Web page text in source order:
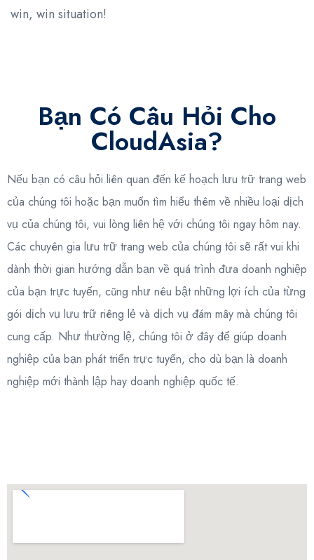
win, win situation!
Bạn Có Câu Hỏi Cho
CloudAsia?
Nếu bạn có câu hỏi liên quan đến kế hoạch lưu trữ trang web
của chúng tôi hoặc bạn muốn tìm hiểu thêm về nhiều loại dịch
vụ của chúng tôi, vui lòng liên hệ với chúng tôi ngay hôm nay.
Các chuyên gia lưu trữ trang web của chúng tôi sẽ rất vui khi
dành thời gian hướng dẫn bạn về quá trình đưa doanh nghiệp
của bạn trực tuyến, cũng như nêu bật những lợi ích của từng
gói dịch vụ lưu trữ riêng lẻ và dịch vụ đám mây mà chúng tôi
cung cấp. Như thường lệ, chúng tôi ở đây để giúp doanh
nghiệp của bạn phát triển trực tuyến, cho dù bạn là doanh
nghiệp mới thành lập hay doanh nghiệp quốc tế.